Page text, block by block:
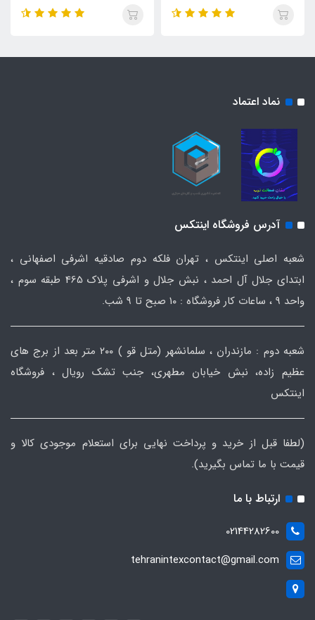
561FT
نماد اعتماد
آدرس فروشگاه اینتکس
شعبه اصلی اینتکس ، تهران فلکه دوم صادقیه اشرفی اصفهانی ،
ابتدای جلال آل احمد ، نبش جلال و اشرفی پلاک 465 طبقه سوم ،
واحد ۹ ، ساعات کار فروشگاه : ۱۰ صبح تا ۹ شب.
شعبه دوم : مازندران ، سلمانشهر (متل قو ) ۲۰۰ متر بعد از برج های
عظیم زاده، نبش خیابان مطهری، جنب تشک رویال ، فروشگاه
اینتکس
(لطفا قبل از خرید و پرداخت نهایی برای استعلام موجودی کالا و
قیمت با ما تماس بگیرید).
ارتباط با ما
02144282600
tehranintexcontact@gmail.com